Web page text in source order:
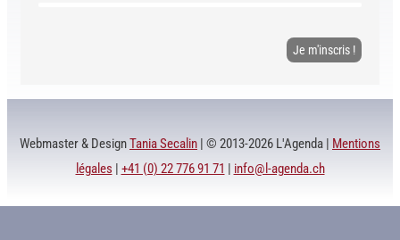
Webmaster & DesignTania Secalin | © 2013-2026 L'Agenda | Mentions
légales | +41 (0) 22 776 91 71 | info@l-agenda.ch